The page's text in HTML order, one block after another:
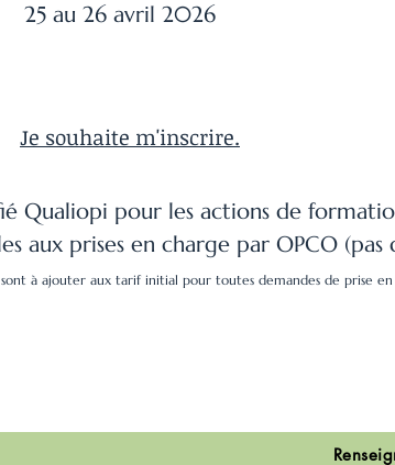
25 au 26 avril 2026
Je souhaite m'inscrire.
Qualiopi pour les actions de
aux prises en charge par OPCO (pas
à ajouter aux tarif initial pour toutes demandes de prise en